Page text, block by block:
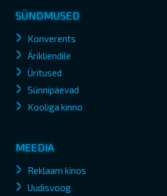
SÜNDMUSED
Konverents
Ärikliendile
Üritused
Sünnipäevad
Kooliga kinno
MEEDIA
Reklaam kinos
Uudisvoog